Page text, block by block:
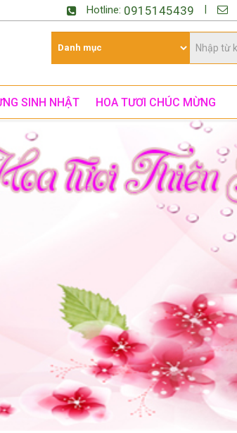
Hotline: 0915145439
SINH NHẬT HOA TƯƠI CHÚC MỪNG